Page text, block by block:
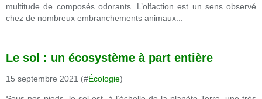
multitude de composés odorants. L’olfaction est un sens observé
chez de nombreux embranchements animaux...
Le sol : un écosystème à part entière
15 septembre 2021 (#Écologie)